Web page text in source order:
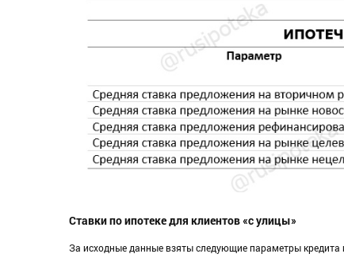
Ставки по ипотеке для клиентов «с улицы»
За исходные данные взяты следующие параметры кредита